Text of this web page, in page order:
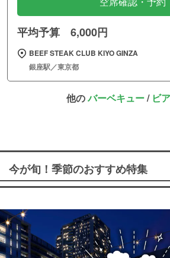
平均予算 6,000円
BEEF STEAK CLUB KIYO GINZA
銀座駅／東京都
他のバーベキュー/ ビ
今が旬！季節のおすすめ特集